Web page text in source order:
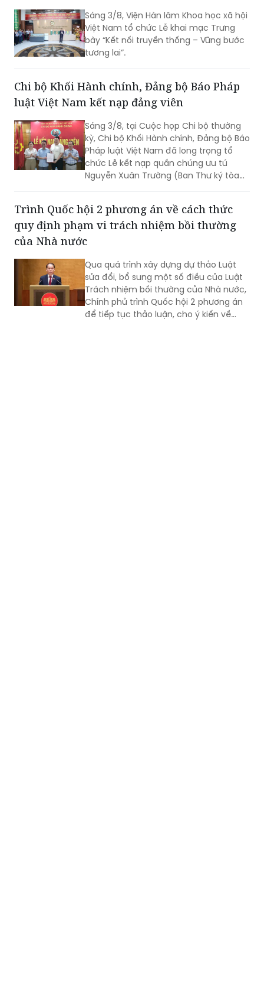
vướng mắc.
Sáng 3/8, Viện Hàn lâm Khoa học xã hội
Việt Nam tổ chức Lễ khai mạc Trưng
bày “Kết nối truyền thống – Vững bước
tương lai”.
Chi bộ Khối Hành chính, Đảng bộ Báo Pháp
luật Việt Nam kết nạp đảng viên
Sáng 3/8, tại Cuộc họp Chi bộ thường
kỳ, Chi bộ Khối Hành chính, Đảng bộ Báo
Pháp luật Việt Nam đã long trọng tổ
chức Lễ kết nạp quần chúng ưu tú
Nguyễn Xuân Trường (Ban Thư ký tòa
Trình Quốc hội 2 phương án về cách thức
quy định phạm vi trách nhiệm bồi thường
của Nhà nước
Qua quá trình xây dựng dự thảo Luật
sửa đổi, bổ sung một số điều của Luật
Trách nhiệm bồi thường của Nhà nước,
Chính phủ trình Quốc hội 2 phương án
để tiếp tục thảo luận, cho ý kiến về